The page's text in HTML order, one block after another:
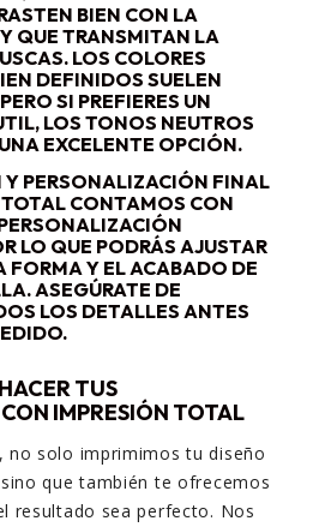
BIEN CON LA
QUE TRANSMITAN LA
LOS COLORES
DEFINIDOS SUELEN
SI PREFIERES UN
LOS TONOS NEUTROS
EXCELENTE OPCIÓN.
Y PERSONALIZACIÓN FINAL
CONTAMOS CON
LO QUE PODRÁS AJUSTAR
FORMA Y EL ACABADO DE
ASEGÚRATE DE
LOS DETALLES ANTES
TUS
IMPRESIÓN TOTAL
no solo imprimimos tu diseño
que también te ofrecemos
resultado sea perfecto. Nos